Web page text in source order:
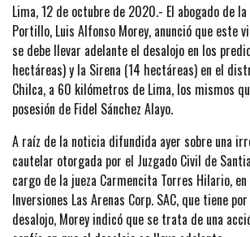
Lima, 12 de octubre de 2020.- El abogado de
Portillo, Luis Alfonso Morey, anunció que este
se debe llevar adelante el desalojo en los
hectáreas) y la Sirena (14 hectáreas) en el
Chilca, a 60 kilómetros de Lima, los mismos
posesión de Fidel Sánchez Alayo.
A raíz de la noticia difundida ayer sobre una
cautelar otorgada por el Juzgado Civil de
cargo de la jueza Carmencita Torres Hilario,
Inversiones Las Arenas Corp. SAC, que tiene
desalojo, Morey indicó que se trata de una